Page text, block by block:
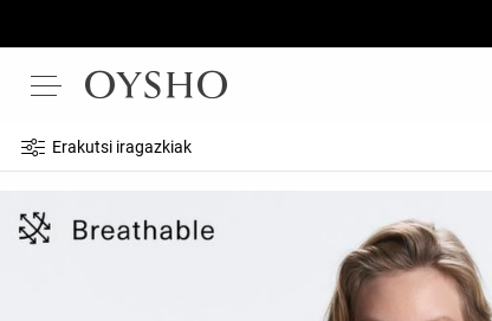
Erakutsi iragazkiak